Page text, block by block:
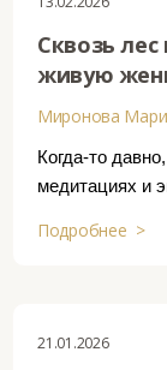
Сквозь лес
живую
Миронова
Когда-то
медитациях и
Подробнее >
21.01.2026